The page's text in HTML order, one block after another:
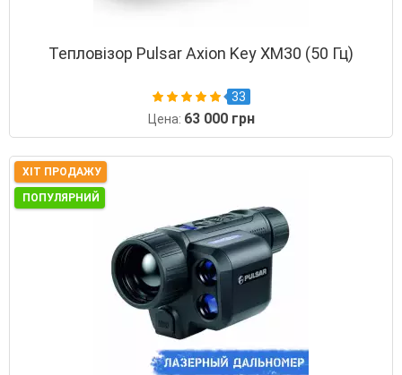
Тепловізор Pulsar Axion Key XM30 (50 Гц)
33
Цена: 63 000 грн
ХІТ ПРОДАЖУ
ПОПУЛЯРНИЙ